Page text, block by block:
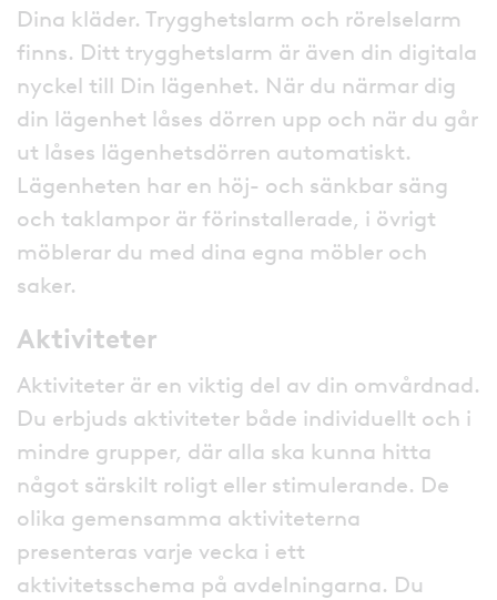
Dina kläder. Trygghetslarm och rörelselarm
finns. Ditt trygghetslarm är även din digitala
nyckel till Din lägenhet. När du närmar dig
din lägenhet låses dörren upp och när du går
ut låses lägenhetsdörren automatiskt.
Lägenheten har en höj- och sänkbar säng
och taklampor är förinstallerade, i övrigt
möblerar du med dina egna möbler och
saker.
Aktiviteter
Aktiviteter är en viktig del av din omvårdnad.
Du erbjuds aktiviteter både individuellt och i
mindre grupper, där alla ska kunna hitta
något särskilt roligt eller stimulerande. De
olika gemensamma aktiviteterna
presenteras varje vecka i ett
aktivitetsschema på avdelningarna. Du